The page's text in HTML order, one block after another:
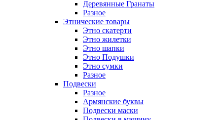
Деревянные Гранаты
Разное
Этнические товары
Этно скатерти
Этно жилетки
Этно шапки
Этно Подушки
Этно сумки
Разное
Подвески
Разное
Армянские буквы
Подвески маски